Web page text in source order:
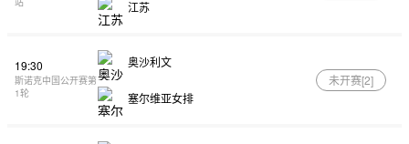
江苏
19:30
斯诺克中国公开赛第
1轮
奥沙利文
塞尔维亚女排
未开赛[2]